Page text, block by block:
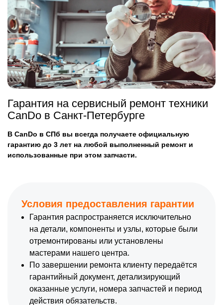
Гарантия на сервисный ремонт техники
CanDo в Санкт-Петербурге
В CanDo в СПб вы всегда получаете официальную
гарантию до 3 лет на любой выполненный ремонт и
использованные при этом запчасти.
Условия предоставления гарантии
Гарантия распространяется исключительно
на детали, компоненты и узлы, которые были
отремонтированы или установлены
мастерами нашего центра.
По завершении ремонта клиенту передаётся
гарантийный документ, детализирующий
оказанные услуги, номера запчастей и период
действия обязательств.